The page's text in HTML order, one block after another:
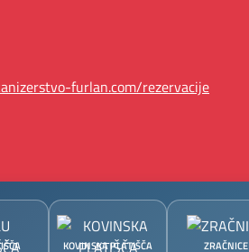
furlan.com/rezervacije
KOVINSKA PLATIŠČA ZRAČNICE